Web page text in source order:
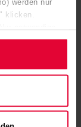
werden nur
klicken.
der Möglichkeit,
Seit 2019
unter